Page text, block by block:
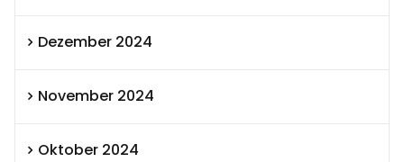
Dezember 2024
November 2024
Oktober 2024